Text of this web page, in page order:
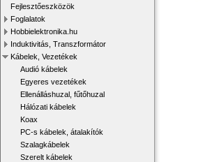
Fejlesztőeszközök
Foglalatok
Hobbielektronika.hu
Induktivitás, Transzformátor
Kábelek, Vezetékek
Audió kábelek
Egyeres vezetékek
Ellenálláshuzal, fűtőhuzal
Hálózati kábelek
Koax
PC-s kábelek, átalakítók
Szalagkábelek
Szerelt kábelek